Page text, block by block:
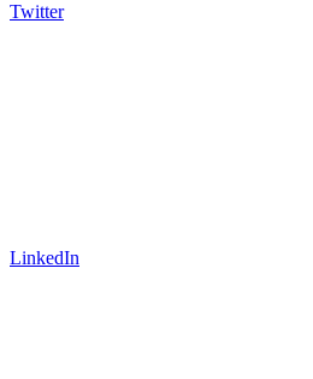
Twitter
LinkedIn